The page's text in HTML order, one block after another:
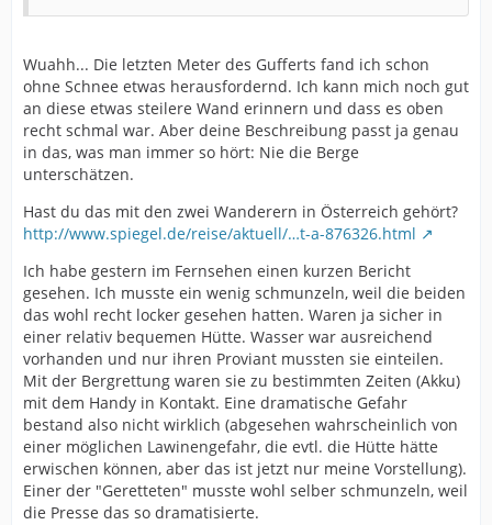
Wuahh... Die letzten Meter des Gufferts fand ich schon
ohne Schnee etwas herausfordernd. Ich kann mich noch gut
an diese etwas steilere Wand erinnern und dass es oben
recht schmal war. Aber deine Beschreibung passt ja genau
in das, was man immer so hört: Nie die Berge
unterschätzen.
Hast du das mit den zwei Wanderern in Österreich gehört?
http://www.spiegel.de/reise/aktuell/…t-a-876326.html
Ich habe gestern im Fernsehen einen kurzen Bericht
gesehen. Ich musste ein wenig schmunzeln, weil die beiden
das wohl recht locker gesehen hatten. Waren ja sicher in
einer relativ bequemen Hütte. Wasser war ausreichend
vorhanden und nur ihren Proviant mussten sie einteilen.
Mit der Bergrettung waren sie zu bestimmten Zeiten (Akku)
mit dem Handy in Kontakt. Eine dramatische Gefahr
bestand also nicht wirklich (abgesehen wahrscheinlich von
einer möglichen Lawinengefahr, die evtl. die Hütte hätte
erwischen können, aber das ist jetzt nur meine Vorstellung).
Einer der "Geretteten" musste wohl selber schmunzeln, weil
die Presse das so dramatisierte.